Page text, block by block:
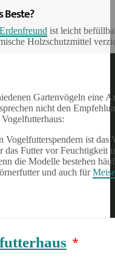
ist leicht
Holzschutzmittel
Gartenvögeln eine
nicht den
Vogelfutterspendern ist
das Futter vor
die Modelle bestehen
und auch für
*